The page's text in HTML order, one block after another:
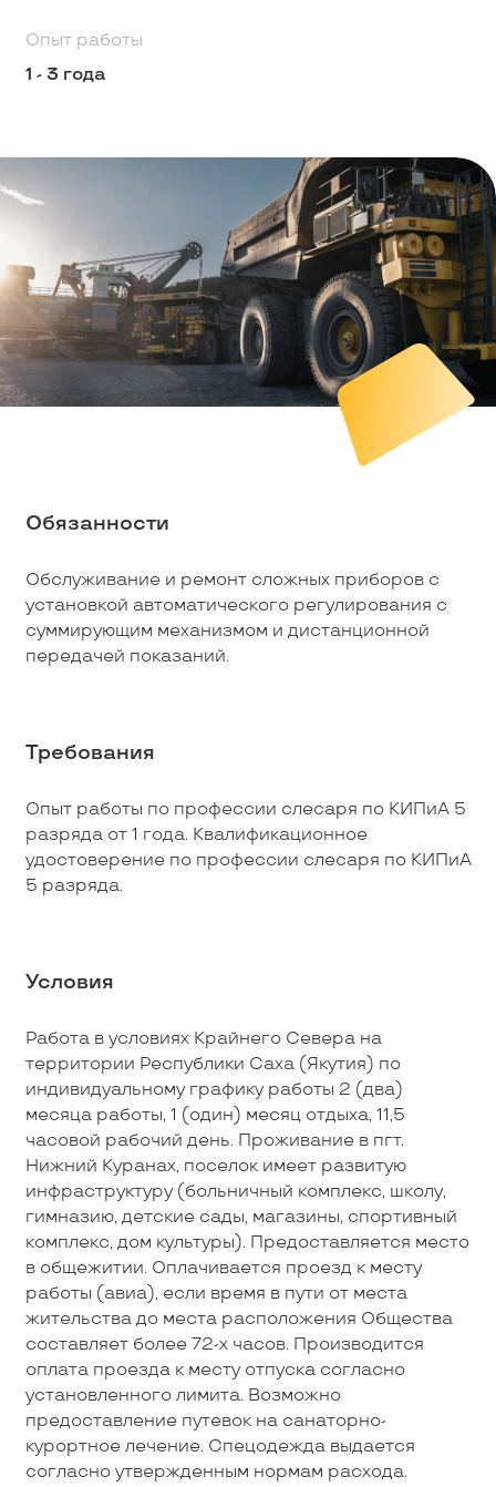
Опыт работы
1 - 3 года
Обязанности
Обслуживание и ремонт сложных приборов с
установкой автоматического регулирования с
суммирующим механизмом и дистанционной
передачей показаний.
Требования
Опыт работы по профессии слесаря по КИПиА 5
разряда от 1 года. Квалификационное
удостоверение по профессии слесаря по КИПиА
5 разряда.
Условия
Работа в условиях Крайнего Севера на
территории Республики Саха (Якутия) по
индивидуальному графику работы 2 (два)
месяца работы, 1 (один) месяц отдыха, 11,5
часовой рабочий день. Проживание в пгт.
Нижний Куранах, поселок имеет развитую
инфраструктуру (больничный комплекс, школу,
гимназию, детские сады, магазины, спортивный
комплекс, дом культуры). Предоставляется место
в общежитии. Оплачивается проезд к месту
работы (авиа), если время в пути от места
жительства до места расположения Общества
составляет более 72-х часов. Производится
оплата проезда к месту отпуска согласно
установленного лимита. Возможно
предоставление путевок на санаторно-
курортное лечение. Спецодежда выдается
согласно утвержденным нормам расхода.